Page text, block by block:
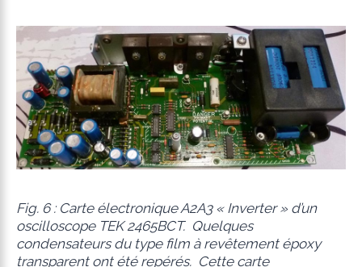
Fig. 6 : Carte électronique A2A3 « Inverter » d’un
oscilloscope TEK 2465BCT. Quelques
condensateurs du type film à revêtement époxy
transparent ont été repérés. Cette carte